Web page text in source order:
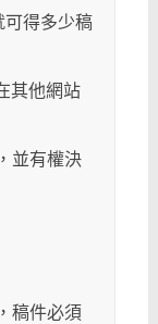
可得多少稿
其他網站
並有權決
稿件必須